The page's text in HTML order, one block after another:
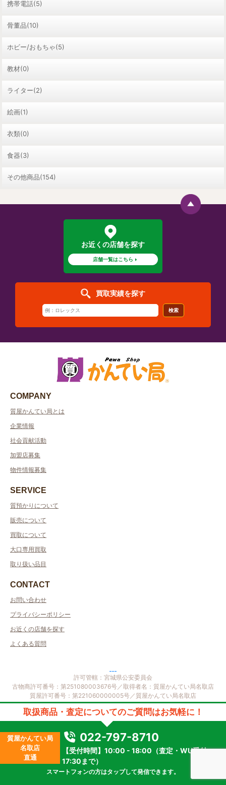
携帯電話(5)
骨董品(10)
ホビー/おもちゃ(5)
教材(0)
ライター(2)
絵画(1)
衣類(0)
食器(3)
その他商品(154)
お近くの店舗を探す
店舗一覧はこちら
買取実績を探す
検索
COMPANY
質屋かんてい局とは
企業情報
社会貢献活動
加盟店募集
物件情報募集
SERVICE
質預かりについて
販売について
買取について
大口専用買取
取り扱い品目
CONTACT
お問い合わせ
プライバシーポリシー
お近くの店舗を探す
よくある質問
許可管轄：宮城県公安委員会
古物商許可番号：第251080003676号／取得者名：質屋かんてい局名取店
質屋許可番号：第221060000005号／質屋かんてい局名取店
2023 © kanteikyoku.jp allrights reseved.
取扱商品・査定についてのご質問はお気軽に！
質屋かんてい局
名取店
直通
022-797-8710
【受付時間】10:00 - 18:00（査定・WU受付
17:30まで）
スマートフォンの方はタップして発信できます。